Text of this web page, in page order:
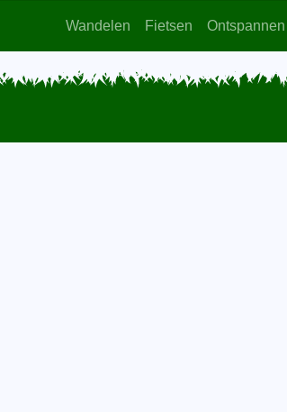
Wandelen Fietsen Ontspannen